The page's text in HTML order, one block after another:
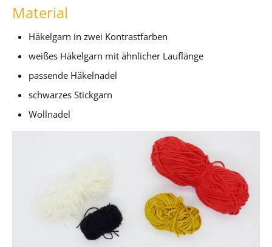
Material
Häkelgarn in zwei Kontrastfarben
weißes Häkelgarn mit ähnlicher Lauflänge
passende Häkelnadel
schwarzes Stickgarn
Wollnadel